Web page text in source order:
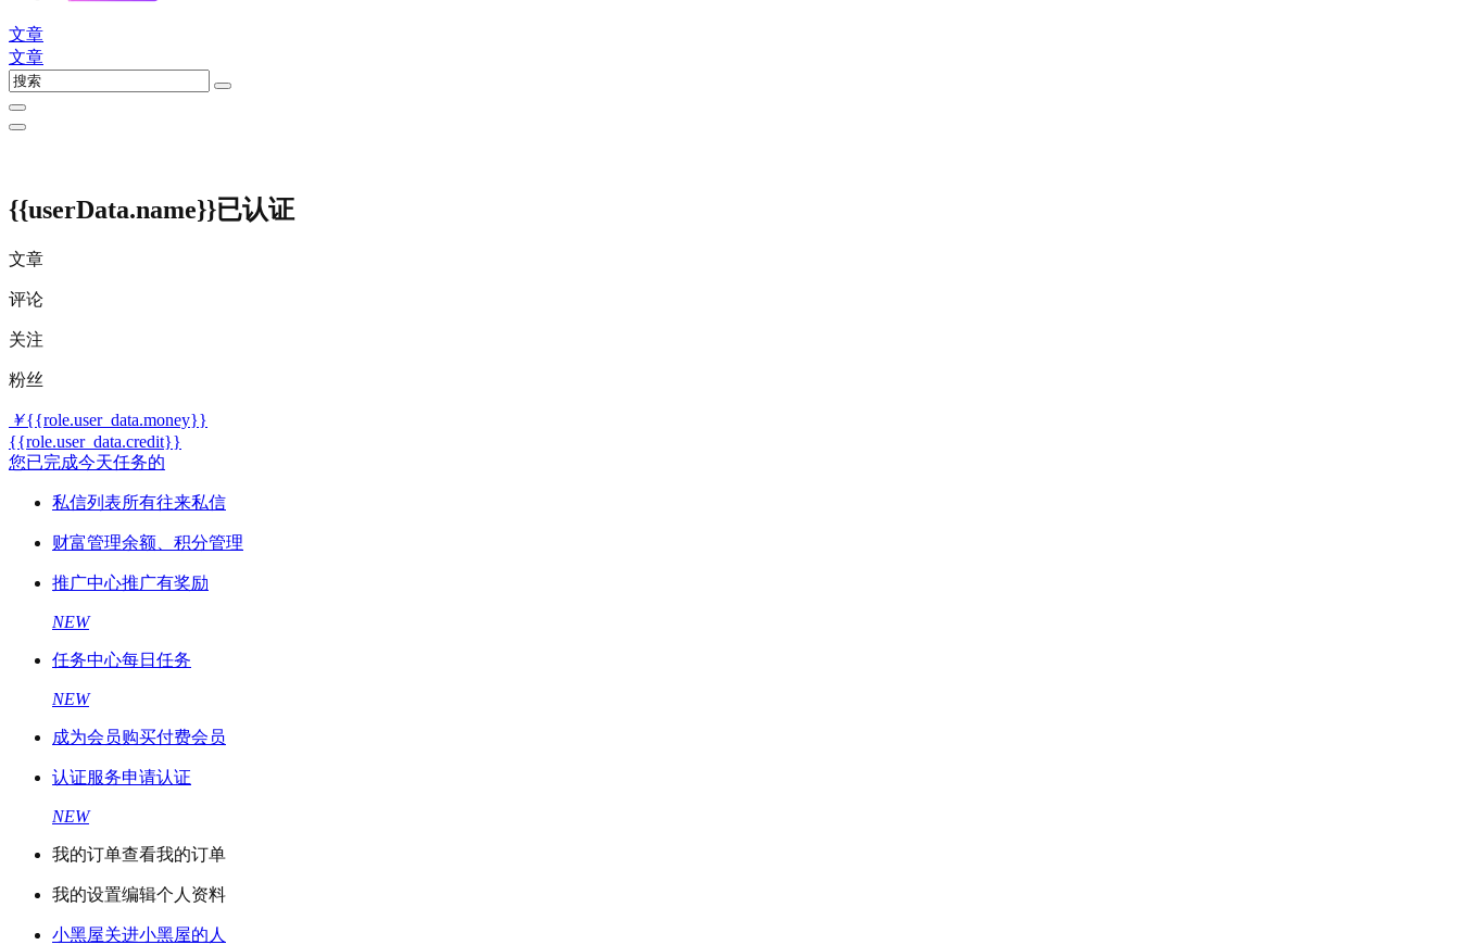
文章
文章
{{userData.name}}已认证
文章
评论
关注
粉丝
￥{{role.user_data.money}}
{{role.user_data.credit}}
您已完成今天任务的
私信列表所有往来私信
财富管理余额、积分管理
推广中心推广有奖励
NEW
任务中心每日任务
NEW
成为会员购买付费会员
认证服务申请认证
NEW
我的订单查看我的订单
我的设置编辑个人资料
小黑屋关进小黑屋的人